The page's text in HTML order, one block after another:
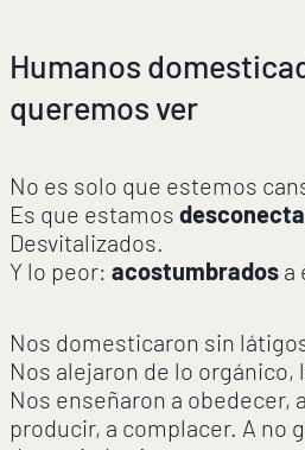
Humanos
queremos ver
No es solo que estemos
Es que estamos
Desvitalizados.
Y lo peor: acostumbrados a
Nos domesticaron sin
Nos alejaron de lo orgánico,
Nos enseñaron a obedecer,
producir, a complacer. A no